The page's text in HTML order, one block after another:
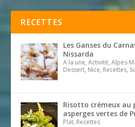
RECETTES
Les Ganses du
Nissarda
A la une, Activité, Alpes-
Dessert, Nice, Recettes,
Risotto crémeux au
asperges vertes de
Plat, Recettes